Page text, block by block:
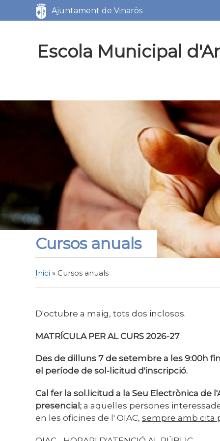
Ajuntament de Vinaròs
Escola Municipal
Cursos anuals
Inici Cursos anuals
D'octubre a maig, tots dos inclosos.
MATRÍCULA PER AL CURS 2026-27
Des de dilluns 7de setembre a les 9:00h
el període de sol-licitud d'inscripció.
Cal fer la sol.licitud a la Seu Electrònica
presencial;a aquelles persones
en les oficines de l' OIAC, sempre amb cita